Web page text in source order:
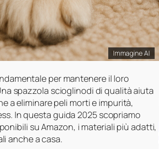
Immagine AI
per mantenere il loro
spazzola scioglinodi di qualità aiuta
a eliminare peli morti e impurità,
In questa guida 2025 scopriamo
su Amazon, i materiali più adatti,
anche a casa.